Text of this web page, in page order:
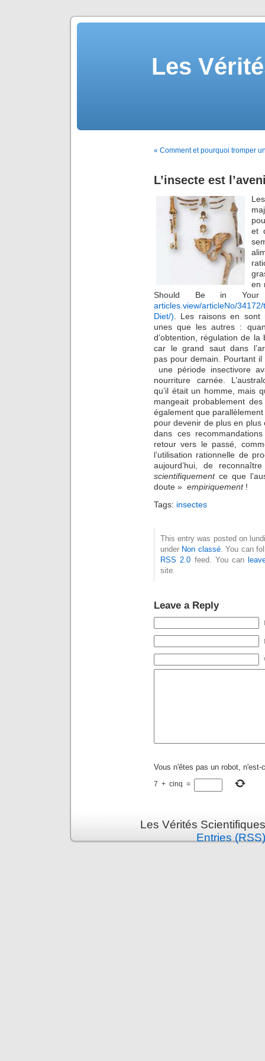
Les
« Comment et pourquoi tromper
L’insecte est
et
en
Should Be in
articles.view/articleNo/
Diet/) . Les raisons en
unes que les autres :
d’obtention, régulation de
car le grand saut dans
pas pour demain. Pourtant
une période insectivore
nourriture carnée.
qu’il était un homme, mais
mangeait probablement
également que parallèlement
pour devenir de plus en
dans ces
retour vers le passé,
l’utilisation rationnelle de
aujourd’hui, de
scientifiquementce que
doute » empiriquement!
Tags: insectes
This entry was posted on
under Non classé. You can
RSS 2.0 feed. You can
site.
Leave a Reply
Vous n'êtes pas un robot, n'est-
7 + cinq =
Les Vérités
Entries (RSS)